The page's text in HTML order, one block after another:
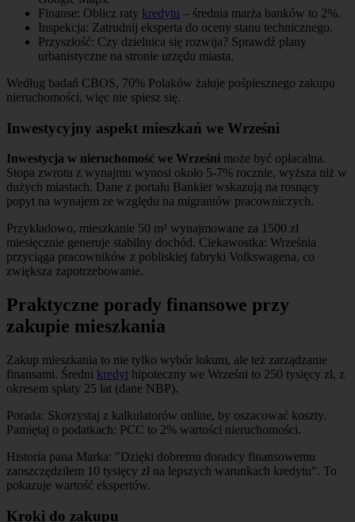
Finanse: Oblicz raty kredytu – średnia marża banków to 2%.
Inspekcja: Zatrudnij eksperta do oceny stanu technicznego.
Przyszłość: Czy dzielnica się rozwija? Sprawdź plany
urbanistyczne na stronie urzędu miasta.
Według badań CBOS, 70% Polaków żałuje pośpiesznego zakupu
nieruchomości, więc nie spiesz się.
Inwestycyjny aspekt mieszkań we Wrześni
Inwestycja w nieruchomość we Wrześni może być opłacalna.
Stopa zwrotu z wynajmu wynosi około 5-7% rocznie, wyższa niż w
dużych miastach. Dane z portalu Bankier wskazują na rosnący
popyt na wynajem ze względu na migrantów pracowniczych.
Przykładowo, mieszkanie 50 m² wynajmowane za 1500 zł
miesięcznie generuje stabilny dochód. Ciekawostka: Września
przyciąga pracowników z pobliskiej fabryki Volkswagena, co
zwiększa zapotrzebowanie.
Praktyczne porady finansowe przy
zakupie mieszkania
Zakup mieszkania to nie tylko wybór lokum, ale też zarządzanie
finansami. Średni kredyt hipoteczny we Wrześni to 250 tysięcy zł, z
okresem spłaty 25 lat (dane NBP).
Porada: Skorzystaj z kalkulatorów online, by oszacować koszty.
Pamiętaj o podatkach: PCC to 2% wartości nieruchomości.
Historia pana Marka: "Dzięki dobremu doradcy finansowemu
zaoszczędziłem 10 tysięcy zł na lepszych warunkach kredytu". To
pokazuje wartość ekspertów.
Kroki do zakupu